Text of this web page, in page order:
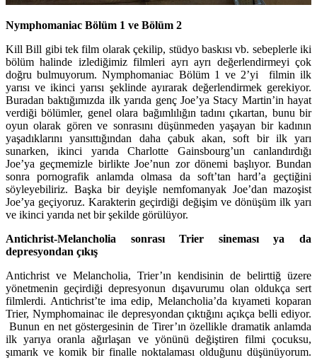
Nymphomaniac Bölüm 1 ve Bölüm 2
Kill Bill gibi tek film olarak çekilip, stüdyo baskısı vb. sebeplerle iki
bölüm halinde izlediğimiz filmleri ayrı ayrı değerlendirmeyi çok
doğru bulmuyorum. Nymphomaniac Bölüm 1 ve 2’yi filmin ilk
yarısı ve ikinci yarısı şeklinde ayırarak değerlendirmek gerekiyor.
Buradan baktığımızda ilk yarıda genç Joe’ya Stacy Martin’in hayat
verdiği bölümler, genel olara bağımlılığın tadını çıkartan, bunu bir
oyun olarak gören ve sonrasını düşünmeden yaşayan bir kadının
yaşadıklarını yansıttığından daha çabuk akan, soft bir ilk yarı
sunarken, ikinci yarıda Charlotte Gainsbourg’un canlandırdığı
Joe’ya geçmemizle birlikte Joe’nun zor dönemi başlıyor. Bundan
sonra pornografik anlamda olmasa da soft’tan hard’a geçtiğini
söyleyebiliriz. Başka bir deyişle nemfomanyak Joe’dan mazoşist
Joe’ya geçiyoruz. Karakterin geçirdiği değişim ve dönüşüm ilk yarı
ve ikinci yarıda net bir şekilde görülüyor.
Antichrist-Melancholia sonrası Trier sineması ya da
depresyondan çıkış
Antichrist ve Melancholia, Trier’ın kendisinin de belirttiğ üzere
yönetmenin geçirdiği depresyonun dışavurumu olan oldukça sert
filmlerdi. Antichrist’te ima edip, Melancholia’da kıyameti koparan
Trier, Nymphomainac ile depresyondan çıktığını açıkça belli ediyor.
Bunun en net göstergesinin de Tirer’ın özellikle dramatik anlamda
ilk yarıya oranla ağırlaşan ve yönünü değiştiren filmi çocuksu,
şımarık ve komik bir finalle noktalaması olduğunu düşünüyorum.